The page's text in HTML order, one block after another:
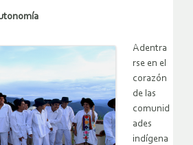
Adentra
rse en el
corazón
de las
comunid
ades
indígena